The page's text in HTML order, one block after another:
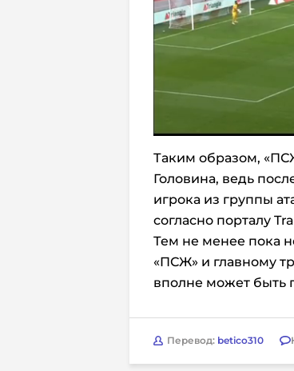
Таким образом,
Головина, ведь
игрока из группы
согласно порталу
Тем не менее пока
«ПСЖ» и главному
вполне может быть
Перевод: betico310